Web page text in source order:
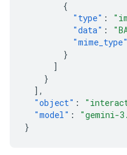
{
"type" :
"data" :
"mime_type"
}
]
}
],
"object" :
"model" : "gemini-
}